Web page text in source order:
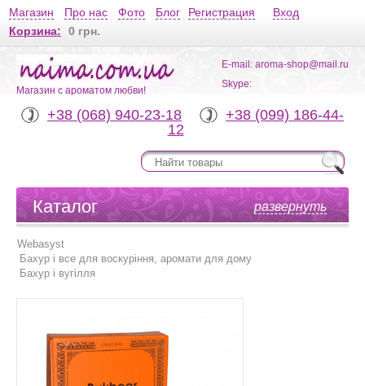
Магазин Про нас Фото Блог Регистрация
Вход
Корзина:
0 грн.
Магазин с ароматом любви!
+38 (068) 940-23-18
+38 (099) 186-44-
12
E-mail: aroma-shop@mail.ru
Skype:
развернуть
Каталог
Webasyst
Бахур і все для воскуріння, аромати для дому
Бахур і вугілля